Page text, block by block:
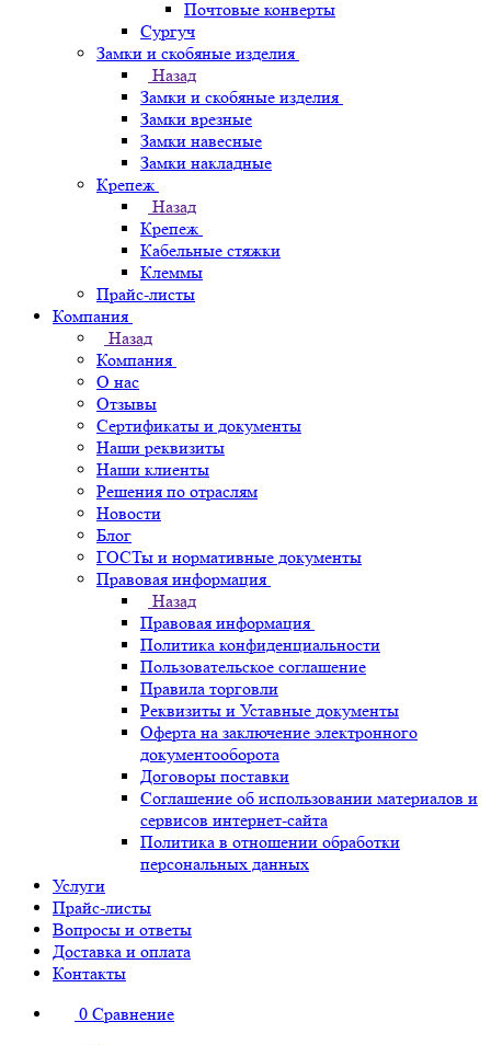
Почтовые конверты
Сургуч
Замки и скобяные изделия
Назад
Замки и скобяные изделия
Замки врезные
Замки навесные
Замки накладные
Крепеж
Назад
Крепеж
Кабельные стяжки
Клеммы
Прайс-листы
Компания
Назад
Компания
О нас
Отзывы
Сертификаты и документы
Наши реквизиты
Наши клиенты
Решения по отраслям
Новости
Блог
ГОСТы и нормативные документы
Правовая информация
Назад
Правовая информация
Политика конфиденциальности
Пользовательское соглашение
Правила торговли
Реквизиты и Уставные документы
Оферта на заключение электронного
документооборота
Договоры поставки
Соглашение об использовании материалов и
сервисов интернет-сайта
Политика в отношении обработки
персональных данных
Услуги
Прайс-листы
Вопросы и ответы
Доставка и оплата
Контакты
0 Сравнение